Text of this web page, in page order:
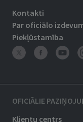
Kontakti
Par oficiālo
Piekļūstamība
OFICIĀLIE
Klientu centrs